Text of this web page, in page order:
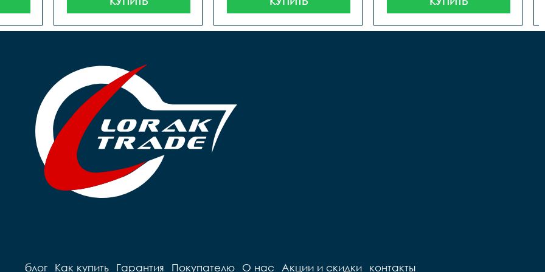
блог Как купить Гарантия Покупателю О нас Акции и скидки контакты